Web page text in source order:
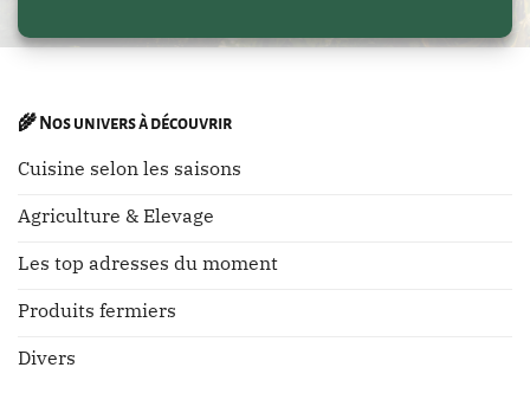
🌾 Nos univers à découvrir
Cuisine selon les saisons
Agriculture & Elevage
Les top adresses du moment
Produits fermiers
Divers